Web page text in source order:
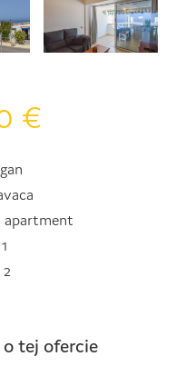
€
apartment
1
2
tej ofercie